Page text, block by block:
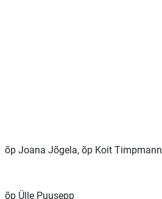
õp Joana Jõgela, õp Koit Timpmann
õp Ülle Puusepp